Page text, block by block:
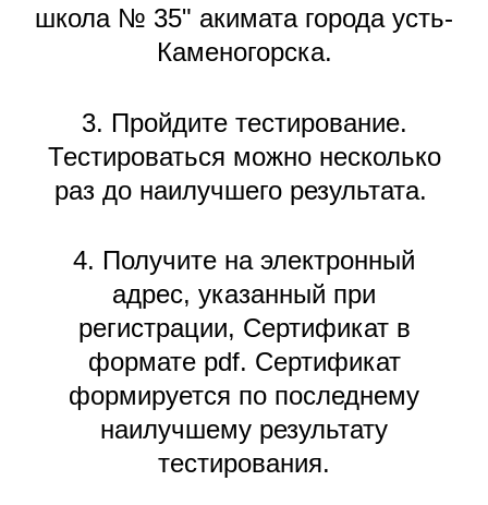
школа № 35" акимата города усть-
Каменогорска.
3. Пройдите тестирование.
Тестироваться можно несколько
раз до наилучшего результата.
4. Получите на электронный
адрес, указанный при
регистрации, Сертификат в
формате pdf. Сертификат
формируется по последнему
наилучшему результату
тестирования.